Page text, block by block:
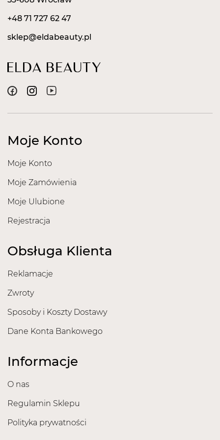
Moje Konto
Moje Konto
Moje Zamówienia
Moje Ulubione
Rejestracja
Obsługa Klienta
Reklamacje
Zwroty
Sposoby i Koszty Dostawy
Dane Konta Bankowego
Informacje
O nas
Regulamin Sklepu
Polityka prywatności
+48 71 727 62 47
sklep@eldabeauty.pl